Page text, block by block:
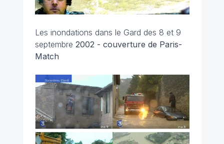
Les inondations dans le Gard des 8 et 9
septembre 2002 - couverture de Paris-
Match